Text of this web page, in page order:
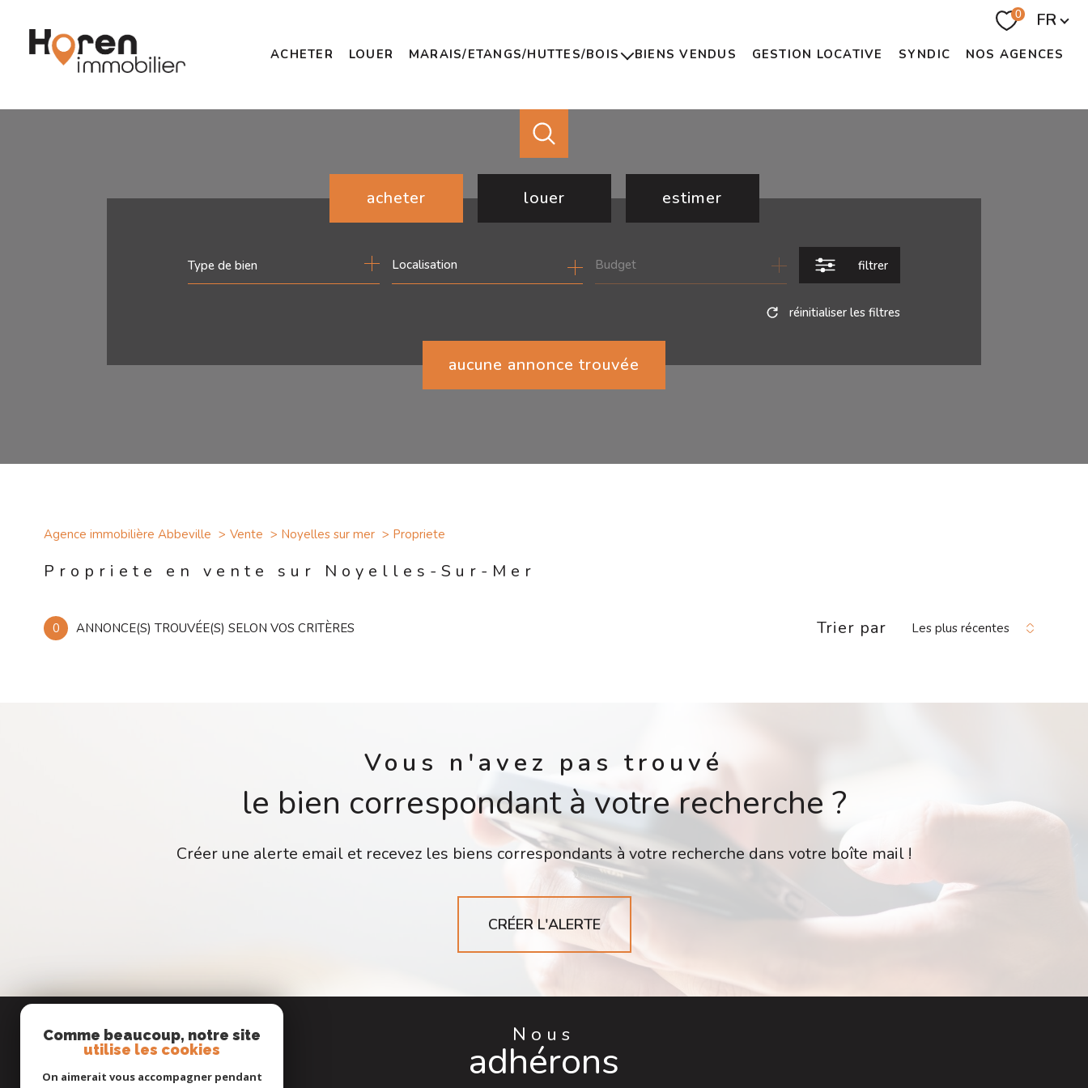
0 Langue
FR
ACHETER LOUER MARAIS/ETANGS/HUTTES/BOIS
Etangs
Huttes
Bois
BIENS VENDUS GESTION LOCATIVE SYNDIC NOS AGENCES
acheter
de l'ancien
louer
de l'immo pro
estimer
Type de bien Budget filtrer
aucune annonce trouvée
réinitialiser les filtres
Agence immobilière Abbeville Vente Noyelles sur mer Propriete
Propriete en vente sur Noyelles-Sur-Mer
0 ANNONCE(S) TROUVÉE(S) SELON VOS CRITÈRES Trier par Les plus récentes
Vous n'avez pas trouvé
le bien correspondant à votre recherche ?
Créer une alerte email et recevez les biens correspondants à votre recherche dans votre boîte mail !
CRÉER L'ALERTE
Nous
adhérons
Comme beaucoup, notre site
utilise les cookies
On aimerait vous accompagner pendant